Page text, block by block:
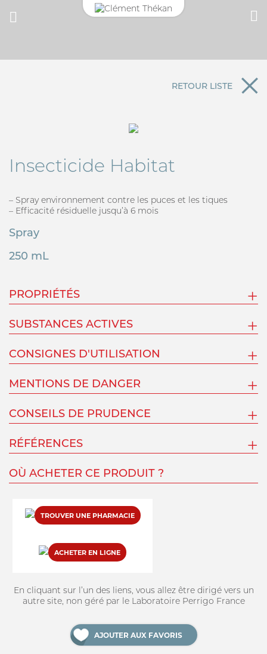
RETOUR LISTE
Insecticide Habitat
– Spray environnement contre les puces et les tiques
– Efficacité résiduelle jusqu’à 6 mois
Spray
250 mL
PROPRIÉTÉS
SUBSTANCES ACTIVES
CONSIGNES D'UTILISATION
MENTIONS DE DANGER
CONSEILS DE PRUDENCE
RÉFÉRENCES
OÙ ACHETER CE PRODUIT ?
TROUVER UNE PHARMACIE
ACHETER EN LIGNE
En cliquant sur l’un des liens, vous allez être dirigé vers un
autre site, non géré par le Laboratoire Perrigo France
AJOUTER AUX FAVORIS